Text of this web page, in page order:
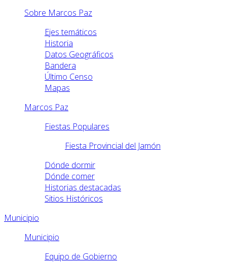
Sobre Marcos Paz
Ejes temáticos
Historia
Datos Geográficos
Bandera
Último Censo
Mapas
Marcos Paz
Fiestas Populares
Fiesta Provincial del Jamón
Dónde dormir
Dónde comer
Historias destacadas
Sitios Históricos
Municipio
Municipio
Equipo de Gobierno